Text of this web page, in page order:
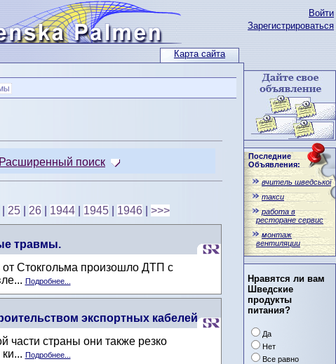
Карта сайта
Войти
Зарегистрироваться
Последние
Объявления:
вчитель шведської
такси
работа в
ресторане сервис
монтаж
вентиляции
Нравятся ли вам
Шведские
продукты
питания?
Да
Нет
Все равно
Расширенный поиск
25 26 1944 1945 1946 >>>
травмы.
Стокгольма произошло ДТП с
Подробнее...
экспортных кабелей
части страны они также резко
Подробнее...